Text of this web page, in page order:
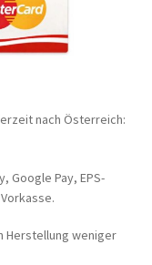
nach Österreich:
Google Pay, EPS-
Herstellung weniger